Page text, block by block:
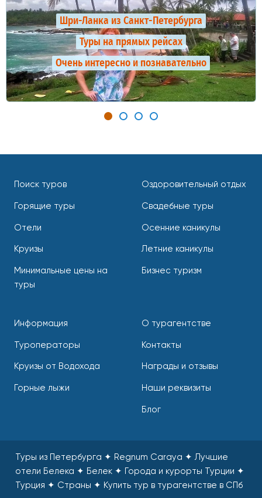
Шри-Ланка из Санкт-Петербурга
Туры на прямых рейсах
Очень интересно и познавательно
Поиск туров
Горящие туры
Отели
Круизы
Минимальные цены на
туры
Оздоровительный отдых
Свадебные туры
Осенние каникулы
Летние каникулы
Бизнес туризм
Информация
Туроператоры
Круизы от Водохода
Горные лыжи
О турагентстве
Контакты
Награды и отзывы
Наши реквизиты
Блог
Туры из Петербурга ✦ Regnum Caraya ✦ Лучшие
отели Белека ✦ Белек ✦ Города и курорты Турции ✦
Турция ✦ Страны ✦ Купить тур в турагентстве в СПб